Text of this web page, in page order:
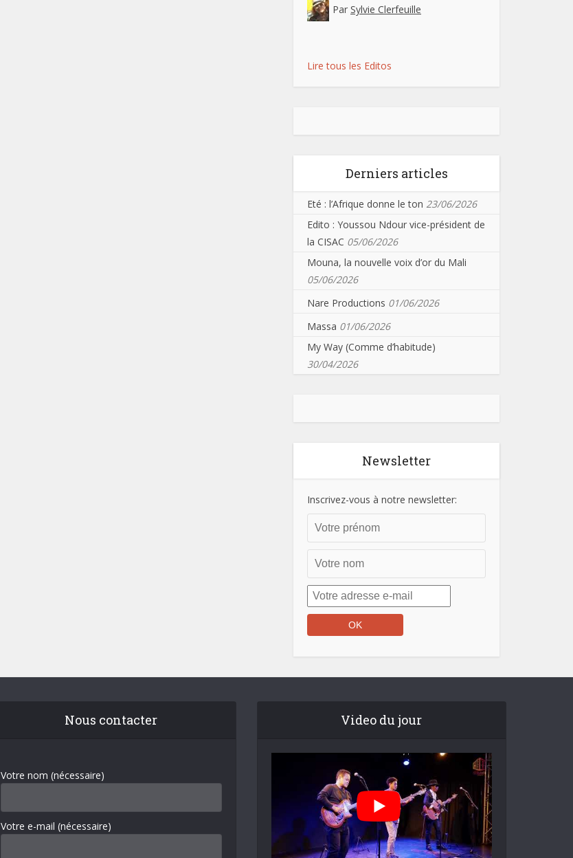
Par Sylvie Clerfeuille
Lire tous les Editos
Derniers articles
Eté : l’Afrique donne le ton 23/06/2026
Edito : Youssou Ndour vice-président de
la CISAC 05/06/2026
Mouna, la nouvelle voix d’or du Mali
05/06/2026
Nare Productions 01/06/2026
Massa 01/06/2026
My Way (Comme d’habitude)
30/04/2026
Newsletter
Inscrivez-vous à notre newsletter:
Nous contacter
Votre nom (nécessaire)
Votre e-mail (nécessaire)
Video du jour